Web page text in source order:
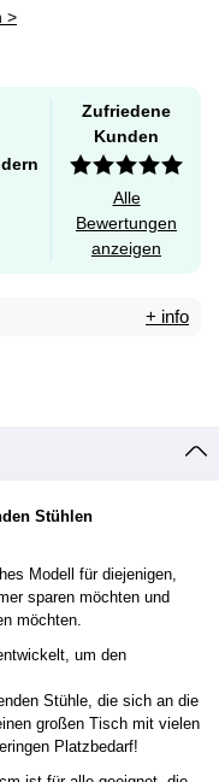
>
Zufriedene
Kunden
Alle
Bewertungen
anzeigen
+ info
Stühlen
Modell für diejenigen,
sparen möchten und
möchten.
um den
Stühle, die sich an die
großen Tisch mit vielen
Platzbedarf!